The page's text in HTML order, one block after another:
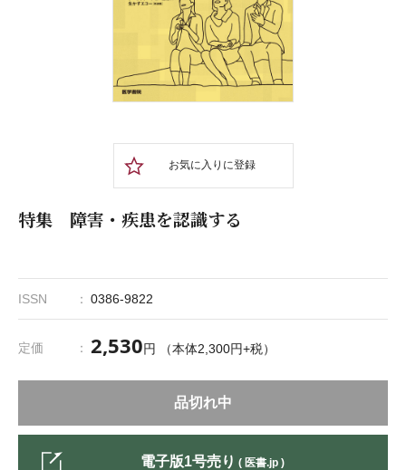
お気に入りに登録
特集 障害・疾患を認識する
ISSN 0386-9822
定価 2,530円 （本体2,300円+税）
品切れ中
電子版1号売り ( 医書.jp )